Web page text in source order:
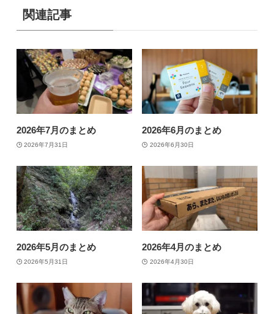
関連記事
2026年7月のまとめ
2026年7月31日
2026年6月のまとめ
2026年6月30日
2026年5月のまとめ
2026年5月31日
2026年4月のまとめ
2026年4月30日